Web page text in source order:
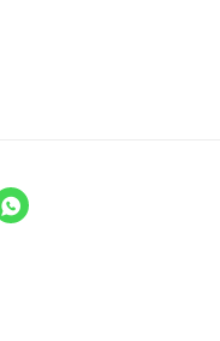
